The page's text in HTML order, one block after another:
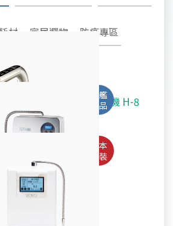
材 家居選物 防疫專區
型-鹼性離子水雙溫飲水機 H-8
水生成器TYH-71GS
水素水生成器TW-H1
下型-氣泡水冰溫熱飲水機 X-3
Pro
櫥下型-雙溫飲水機 P-3 Pro
型-RO直輸淨水器 R1 (800G)
生飲淨水器 OMAMORI - 2SF
能生飲淨水器 OMAMORI-2PF
型雙溫熱飲機 H-301
戶式除氯系統 TYS-200
軟水除氯系統 TYR-450S
H1專用主體濾心TA-1100
專用主體濾心TA-1200
御守-全效能御守濾心
OMAMORI-JC
閒環保雙層玻璃水瓶
超酸水生成器TYH-202
mini次氯酸水生成器